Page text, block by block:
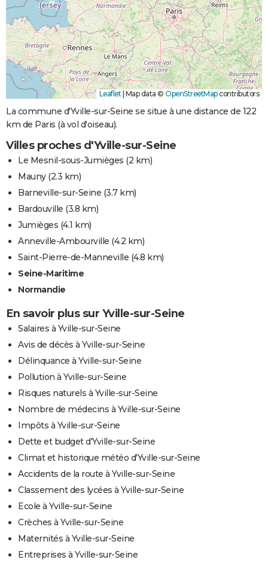
Leaflet Map data © OpenStreetMapcontributors
La commune d'Yville-sur-Seine se situe à une distance de 122
km de Paris (à vol d'oiseau).
Villes proches d'Yville-sur-Seine
Le Mesnil-sous-Jumièges (2 km)
Mauny(2.3 km)
Barneville-sur-Seine (3.7 km)
Bardouville (3.8 km)
Jumièges (4.1 km)
Anneville-Ambourville (4.2 km)
Saint-Pierre-de-Manneville (4.8 km)
Seine-Maritime
Normandie
En savoir plus sur Yville-sur-Seine
Salaires à Yville-sur-Seine
Avis de décès à Yville-sur-Seine
Délinquance à Yville-sur-Seine
Pollution à Yville-sur-Seine
Risques naturels à Yville-sur-Seine
Nombre de médecins à Yville-sur-Seine
Impôts à Yville-sur-Seine
Dette et budget d'Yville-sur-Seine
Climat et historique météo d'Yville-sur-Seine
Accidents de la route à Yville-sur-Seine
Classement des lycées à Yville-sur-Seine
Ecole à Yville-sur-Seine
Crèches à Yville-sur-Seine
Maternités à Yville-sur-Seine
Entreprises à Yville-sur-Seine